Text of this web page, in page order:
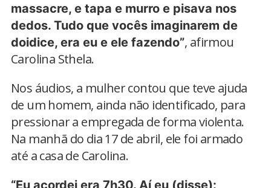
massacre, e tapa e murro e pisava nos
dedos. Tudo que vocês imaginarem de
doidice, era eu e ele fazendo”, afirmou
Carolina Sthela.
Nos áudios, a mulher contou que teve ajuda
de um homem, ainda não identificado, para
pressionar a empregada de forma violenta.
Na manhã do dia 17 de abril, ele foi armado
até a casa de Carolina.
“Eu acordei era 7h30. Aí eu (disse):